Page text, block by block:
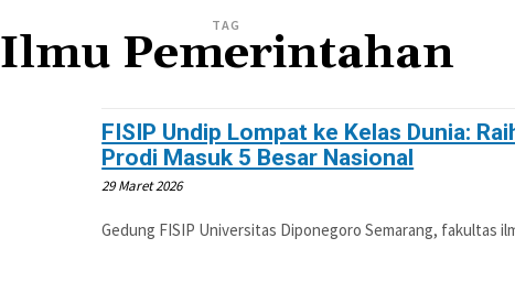
TAG
Ilmu Pemerintahan
FISIP Undip Lompat ke Kelas Dunia:
Prodi Masuk 5 Besar Nasional
29 Maret 2026
Gedung FISIP Universitas Diponegoro Semarang, fakultas